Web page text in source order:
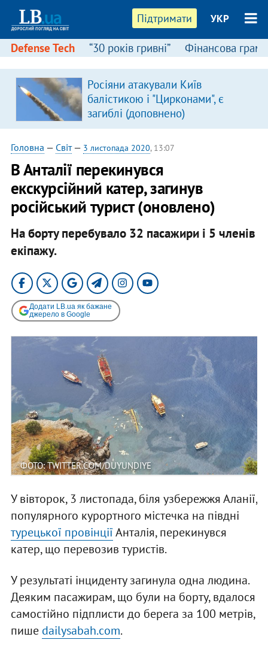
Підтримати УКР
Defense Tech “30 років гривні” Фінансова
Росіяни атакували Київ
балістикою і "Цирконами", є
загиблі (доповнено)
Головна — Світ— 3 листопада 2020, 13:07
В Анталії перекинувся
екскурсійний катер, загинув
російський турист (оновлено)
На борту перебувало 32 пасажири і 5 членів
екіпажу.
Додати LB.ua як бажане
джерело в Google
ФОТО: TWITTER.COM/DUYUNDIYE
У вівторок, 3 листопада, біля узбережжя Аланії,
популярного курортного містечка на півдні
турецької провінціїАнталія, перекинувся
катер, що перевозив туристів.
У результаті інциденту загинула одна людина.
Деяким пасажирам, що були на борту, вдалося
самостійно підплисти до берега за 100 метрів,
пише dailysabah.com.